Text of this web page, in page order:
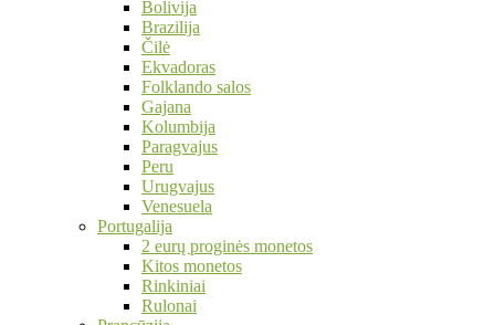
Bolivija
Brazilija
Čilė
Ekvadoras
Folklando salos
Gajana
Kolumbija
Paragvajus
Peru
Urugvajus
Venesuela
Portugalija
2 eurų proginės monetos
Kitos monetos
Rinkiniai
Rulonai